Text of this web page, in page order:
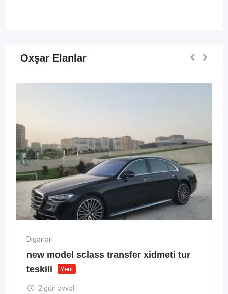
Oxşar Elanlar
Digərləri
new model sclass transfer xidmeti tur
teskili
Yeni
2 gün əvvəl